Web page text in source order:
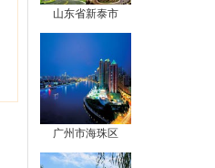
山东省新泰市
广州市海珠区